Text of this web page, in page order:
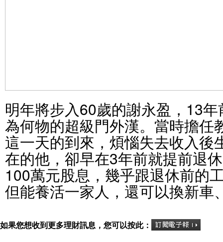
明年將步入60歲的謝永盈，13
為何物的超級門外漢。當時擔任
這一天的到來，煩惱失去收入後
在的他，卻早在3年前就提前退
100萬元股息，幾乎跟退休前的
但能養活一家人，還可以換新車
如果您想收到更多理財訊息，您可以按此：